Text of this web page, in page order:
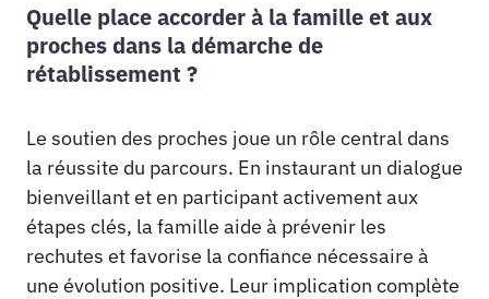
Quelle place accorder à la famille et aux
proches dans la démarche de
rétablissement ?
Le soutien des proches joue un rôle central dans
la réussite du parcours. En instaurant un dialogue
bienveillant et en participant activement aux
étapes clés, la famille aide à prévenir les
rechutes et favorise la confiance nécessaire à
une évolution positive. Leur implication complète